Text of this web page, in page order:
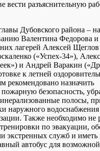
вести разъяснительную
Дубовского района –
Валентина Федорова и
лагерей Алексей Щеглов
(«Успех-34»),
и Андрей Варакин
к летней
рекомендовано назначить
пожарную безопасность,
полосы,
наружного водоснабжения
Также необходимо не
по эвакуации,
экстренных служб и иметь
автобус для